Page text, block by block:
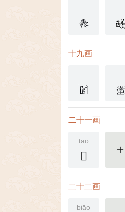
十九画
二十一画
tāo
𠚡 更多
二十二画
biāo